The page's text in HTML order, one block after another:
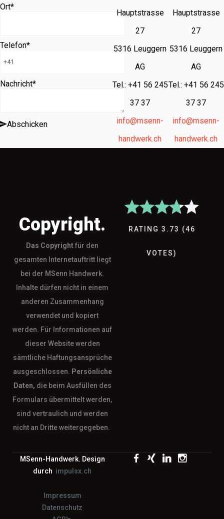
Ort*
Telefon*
Nachricht*
Abschicken
Hauptstrasse
27
5316 Leuggern
AG
Tel.: +41 56 245
37 37
info@msenn-
handwerk.ch
Hauptstrasse
27
5316 Leuggern
AG
Tel.: +41 56 245
37 37
info@msenn-
handwerk.ch
Copyright.
Das Copyrightfür den
gesamten Internetauftritt liegt
bei der MSenn Handwerk.
Inhalte dürfen nicht in einem
anderen Zusammenhang
verwendet und kopiert
werden. Für Informationen auf
dieser Website werden
sämtliche Haftungsansprüche
ausgeschlossen. Persönliche
Daten, die beim Ausfüllen des
Formulars übermittelt werden,
sind vertraulich und werden
nicht an Dritte weitergegeben.
RATING 3.73 (46
VOTES)
MSenn-Handwerk. Design
durch impulsx.ch
Impressum
Datenschutz